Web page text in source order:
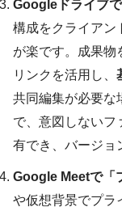
Googleドライブ
構成をクライアン
が楽です。成果物
リンクを活用し、
共同編集が必要な
で、意図しないフ
有でき、バージョ
Google Meetで「
や仮想背景でプラ